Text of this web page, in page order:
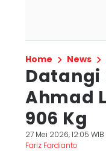
Home News
Datangi
Ahmad
906 Kg
27 Mei 2026, 12:05 WIB
Fariz Fardianto